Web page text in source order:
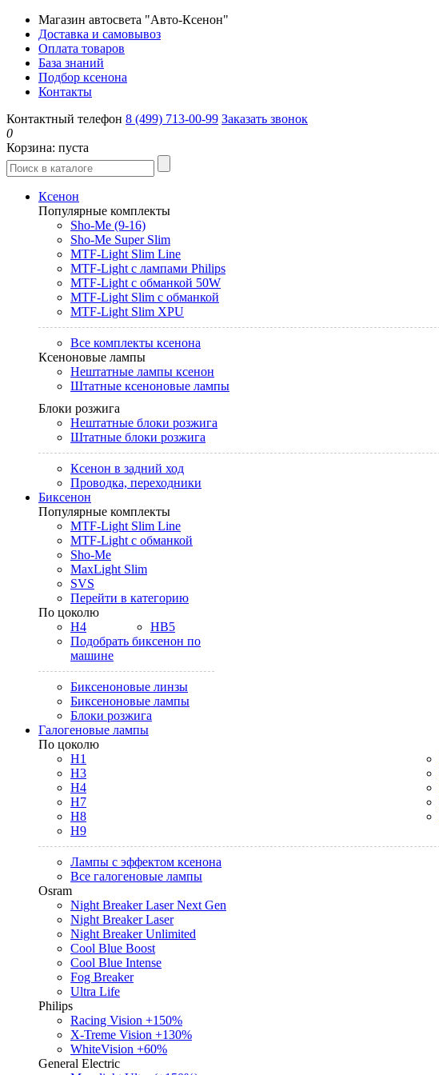
Магазин автосвета "Авто-Ксенон"
Доставка и самовывоз
Оплата товаров
База знаний
Подбор ксенона
Контакты
Контактный телефон 8 (499) 713-00-99 Заказать звонок
0
Корзина: пуста
Ксенон
Популярные комплекты
Sho-Me (9-16)
Sho-Me Super Slim
MTF-Light Slim Line
MTF-Light с лампами Philips
MTF-Light с обманкой 50W
MTF-Light Slim с обманкой
MTF-Light Slim XPU
Все комплекты ксенона
Ксеноновые лампы
Нештатные лампы ксенон
Штатные ксеноновые лампы
Блоки розжига
Нештатные блоки розжига
Штатные блоки розжига
Ксенон в задний ход
Проводка, переходники
Биксенон
Популярные комплекты
MTF-Light Slim Line
MTF-Light с обманкой
Sho-Me
MaxLight Slim
SVS
Перейти в категорию
По цоколю
H4
HB5
Подобрать биксенон по
машине
Биксеноновые линзы
Биксеноновые лампы
Блоки розжига
Галогеновые лампы
По цоколю
H1
H3
H4
H7
H8
H9
Лампы с эффектом ксенона
Все галогеновые лампы
Osram
Night Breaker Laser Next Gen
Night Breaker Laser
Night Breaker Unlimited
Cool Blue Boost
Cool Blue Intense
Fog Breaker
Ultra Life
Philips
Racing Vision +150%
X-Treme Vision +130%
WhiteVision +60%
General Electric